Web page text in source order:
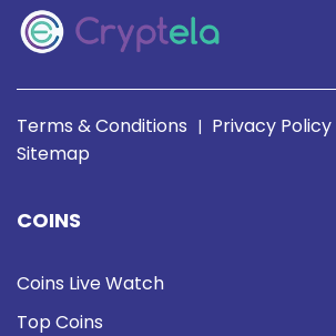
Terms & Conditions | Privacy Policy
Sitemap
COINS
Coins Live Watch
Top Coins